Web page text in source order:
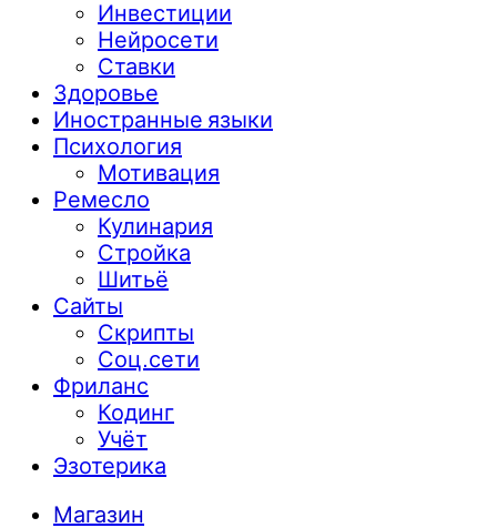
Инвестиции
Нейросети
Ставки
Здоровье
Иностранные языки
Психология
Мотивация
Ремесло
Кулинария
Стройка
Шитьё
Сайты
Скрипты
Соц.сети
Фриланс
Кодинг
Учёт
Эзотерика
Магазин